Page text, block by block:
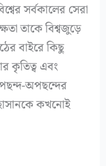
সর্বকালের সেরা
তাকে বিশ্বজুড়ে
বাইরে কিছু
কৃতিত্ব এবং
অপছন্দের
কখনোই